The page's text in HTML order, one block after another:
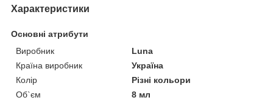
Характеристики
Основні атрибути
Виробник
Luna
Країна виробник
Україна
Колір
Різні кольори
Об`єм
8 мл